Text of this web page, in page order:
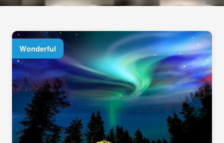
Wonderful